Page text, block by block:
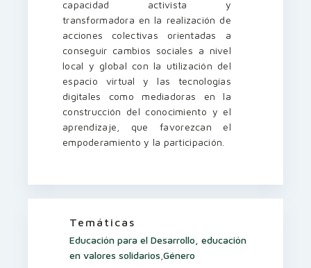
capacidad activista y
transformadora en la realización de
acciones colectivas orientadas a
conseguir cambios sociales a nivel
local y global con la utilización del
espacio virtual y las tecnologías
digitales como mediadoras en la
construcción del conocimiento y el
aprendizaje, que favorezcan el
empoderamiento y la participación.
Temáticas
Educación para el Desarrollo, educación
en valores solidarios Género